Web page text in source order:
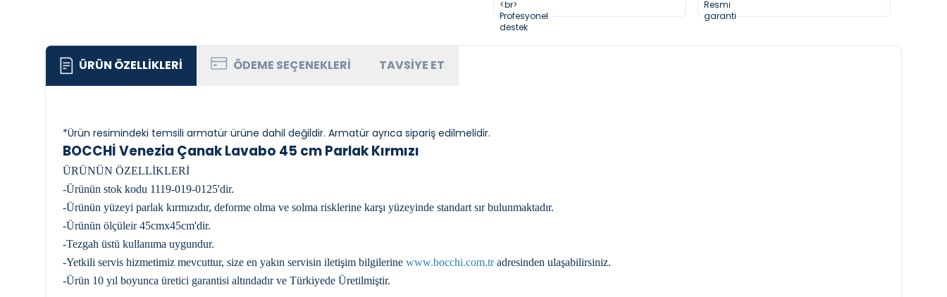
ÜRÜN ÖZELLIKLERI ÖDEME SEÇENEKLERI TAVSIYE ET
*Ürün resimindeki temsili armatür ürüne dahil değildir. Armatür ayrıca sipariş edilmelidir.
BOCCHİ Venezia Çanak Lavabo 45 cm Parlak Kırmızı
ÜRÜNÜN ÖZELLİKLERİ
-Ürünün stok kodu 1119-019-0125'dir.
-Ürünün yüzeyi parlak kırmızıdır, deforme olma ve solma risklerine karşı yüzeyinde standart sır bulunmaktadır.
-Ürünün ölçüleir 45cmx45cm'dir.
-Tezgah üstü kullanıma uygundur.
-Yetkili servis hizmetimiz mevcuttur, size en yakın servisin iletişim bilgilerine www.bocchi.com.tradresinden ulaşabilirsiniz.
-Ürün 10 yıl boyunca üretici garantisi altındadır ve Türkiyede Üretilmiştir.